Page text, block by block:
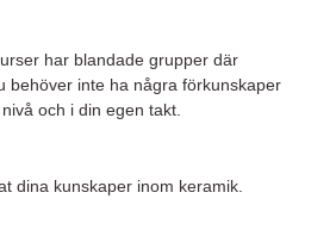
har blandade grupper där
behöver inte ha några förkunskaper
och i din egen takt.
dina kunskaper inom keramik.